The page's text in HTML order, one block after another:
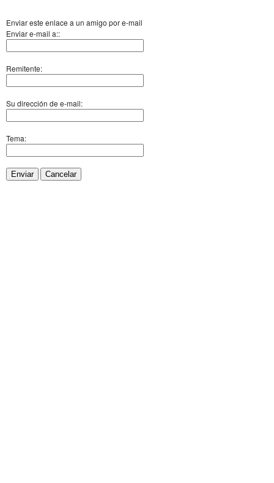
Enviar este enlace a un amigo por e-mail
Enviar e-mail a::
Remitente:
Su dirección de e-mail:
Tema:
Enviar Cancelar